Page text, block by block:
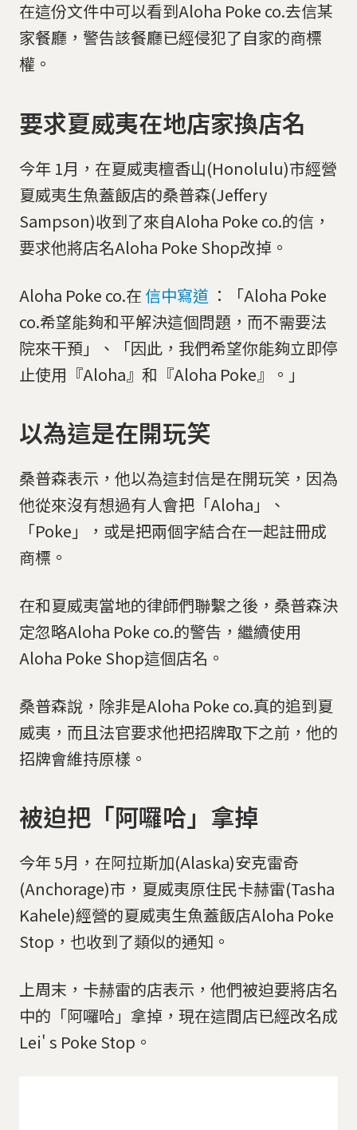
在這份文件中可以看到Aloha Poke co.去信某
家餐廳，警告該餐廳已經侵犯了自家的商標
權。
要求夏威夷在地店家換店名
今年 1月，在夏威夷檀香山(Honolulu)市經營
夏威夷生魚蓋飯店的桑普森(Jeffery
Sampson)收到了來自Aloha Poke co.的信，
要求他將店名Aloha Poke Shop改掉。
Aloha Poke co.在 信中寫道 ：「Aloha Poke
co.希望能夠和平解決這個問題，而不需要法
院來干預」、「因此，我們希望你能夠立即停
止使用『Aloha』和『Aloha Poke』。」
以為這是在開玩笑
桑普森表示，他以為這封信是在開玩笑，因為
他從來沒有想過有人會把「Aloha」、
「Poke」，或是把兩個字結合在一起註冊成
商標。
在和夏威夷當地的律師們聯繫之後，桑普森決
定忽略Aloha Poke co.的警告，繼續使用
Aloha Poke Shop這個店名。
桑普森說，除非是Aloha Poke co.真的追到夏
威夷，而且法官要求他把招牌取下之前，他的
招牌會維持原樣。
被迫把「阿囉哈」拿掉
今年 5月，在阿拉斯加(Alaska)安克雷奇
(Anchorage)市，夏威夷原住民卡赫雷(Tasha
Kahele)經營的夏威夷生魚蓋飯店Aloha Poke
Stop，也收到了類似的通知。
上周末，卡赫雷的店表示，他們被迫要將店名
中的「阿囉哈」拿掉，現在這間店已經改名成
Lei' s Poke Stop。